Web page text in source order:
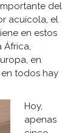
del
acuícola, el
en estos
África,
en
todos hay
Hoy,
apenas